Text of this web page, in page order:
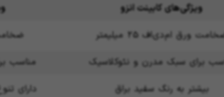
ویژگی‌های کابینت انزو
ورق ام‌دی‌اف 25 میلیمتر
ضخامت
برای سبک مدرن و نئوکلاسیک
مناسب
بیشتر به رنگ سفید براق
دارای